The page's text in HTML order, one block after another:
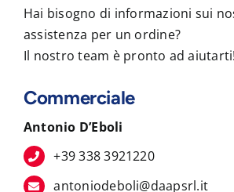
Hai bisogno di informazioni sui
assistenza per un ordine?
Il nostro team è pronto ad aiutarti!
Commerciale
Antonio D’Eboli
+39 338 3921220
antoniodeboli@daapsrl.it